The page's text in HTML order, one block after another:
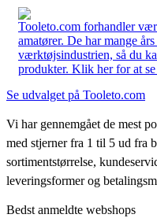
Tooleto.com forhandler
amatører. De har mange
værktøjsindustrien, så du
produkter. Klik her for at se
Se udvalget på Tooleto.com
Vi har gennemgået de mest
med stjerner fra 1 til 5 ud fra
sortimentstørrelse,
leveringsformer og
Bedst anmeldte webshops